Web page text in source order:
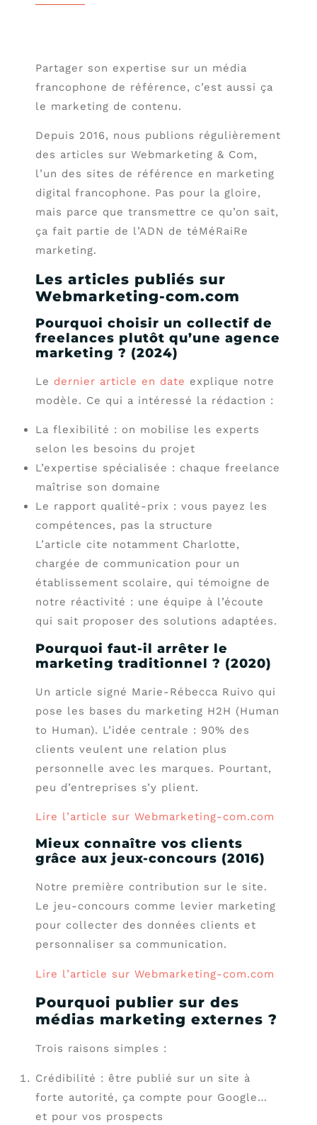
Partager son expertise sur un média
francophone de référence, c’est aussi ça
le marketing de contenu.
Depuis 2016, nous publions régulièrement
des articles sur Webmarketing & Com,
l’un des sites de référence en marketing
digital francophone. Pas pour la gloire,
mais parce que transmettre ce qu’on sait,
ça fait partie de l’ADN de téMéRaiRe
marketing.
Les articles publiés sur
Webmarketing-com.com
Pourquoi choisir un collectif de
freelances plutôt qu’une agence
marketing ? (2024)
Le dernier article en date explique notre
modèle. Ce qui a intéressé la rédaction :
La flexibilité : on mobilise les experts
selon les besoins du projet
L’expertise spécialisée : chaque freelance
maîtrise son domaine
Le rapport qualité-prix : vous payez les
compétences, pas la structure
L’article cite notamment Charlotte,
chargée de communication pour un
établissement scolaire, qui témoigne de
notre réactivité : une équipe à l’écoute
qui sait proposer des solutions adaptées.
Pourquoi faut-il arrêter le
marketing traditionnel ? (2020)
Un article signé Marie-Rébecca Ruivo qui
pose les bases du marketing H2H (Human
to Human). L’idée centrale : 90% des
clients veulent une relation plus
personnelle avec les marques. Pourtant,
peu d’entreprises s’y plient.
Lire l’article sur Webmarketing-com.com
Mieux connaître vos clients
grâce aux jeux-concours (2016)
Notre première contribution sur le site.
Le jeu-concours comme levier marketing
pour collecter des données clients et
personnaliser sa communication.
Lire l’article sur Webmarketing-com.com
Pourquoi publier sur des
médias marketing externes ?
Trois raisons simples :
Crédibilité : être publié sur un site à
forte autorité, ça compte pour Google…
et pour vos prospects